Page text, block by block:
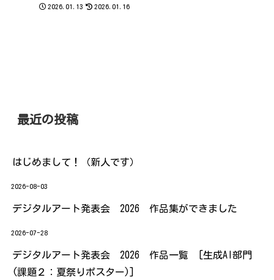
2026.01.13 2026.01.16
最近の投稿
はじめまして！（新人です）
2026-08-03
デジタルアート発表会 2026 作品集ができました
2026-07-28
デジタルアート発表会 2026 作品一覧 [生成AI部門
(課題２：夏祭りポスター)]